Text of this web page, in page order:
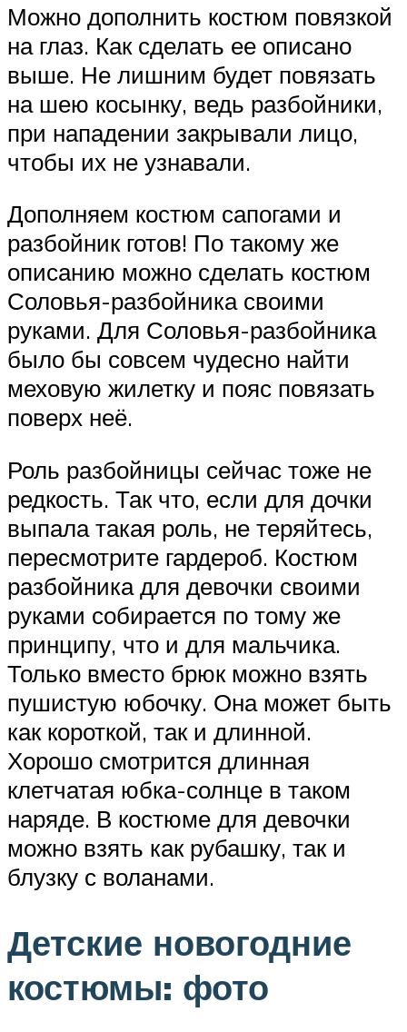
Можно дополнить костюм повязкой
на глаз. Как сделать ее описано
выше. Не лишним будет повязать
на шею косынку, ведь разбойники,
при нападении закрывали лицо,
чтобы их не узнавали.
Дополняем костюм сапогами и
разбойник готов! По такому же
описанию можно сделать костюм
Соловья-разбойника своими
руками. Для Соловья-разбойника
было бы совсем чудесно найти
меховую жилетку и пояс повязать
поверх неё.
Роль разбойницы сейчас тоже не
редкость. Так что, если для дочки
выпала такая роль, не теряйтесь,
пересмотрите гардероб. Костюм
разбойника для девочки своими
руками собирается по тому же
принципу, что и для мальчика.
Только вместо брюк можно взять
пушистую юбочку. Она может быть
как короткой, так и длинной.
Хорошо смотрится длинная
клетчатая юбка-солнце в таком
наряде. В костюме для девочки
можно взять как рубашку, так и
блузку с воланами.
Детские новогодние
костюмы: фото